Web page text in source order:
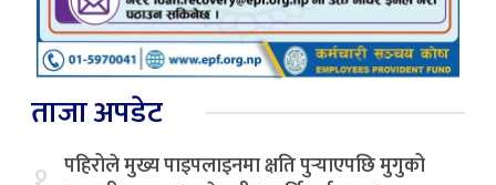
ताजा अपडेट
पहिरोले मुख्य पाइपलाइनमा क्षति पुर्‍याएपछि मुगुको